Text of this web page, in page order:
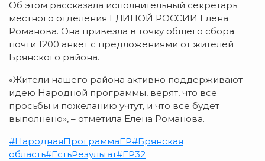
Об этом рассказала исполнительный секретарь
местного отделения ЕДИНОЙ РОССИИ Елена
Романова. Она привезла в точку общего сбора
почти 1200 анкет с предложениями от жителей
Брянского района.
«Жители нашего района активно поддерживают
идею Народной программы, верят, что все
просьбы и пожеланию учтут, и что все будет
выполнено», – отметила Елена Романова.
#НароднаяПрограммаЕР#Брянская
область#ЕстьРезультат#ЕР32